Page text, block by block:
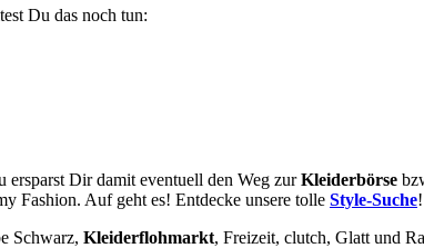
Du das noch tun:
ersparst Dir damit eventuell den Weg zurKleiderbörse
Fashion. Auf geht es! Entdecke unsere tolle Style-Suche!
Schwarz, Kleiderflohmarkt, Freizeit, clutch, Glatt und